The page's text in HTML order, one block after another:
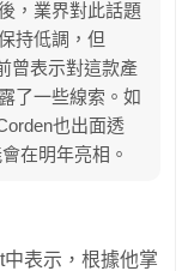
，業界對此話題
持低調，但
曾表示對這款產
了一些線索。如
也出面透
在明年亮相。
表示，根據他掌